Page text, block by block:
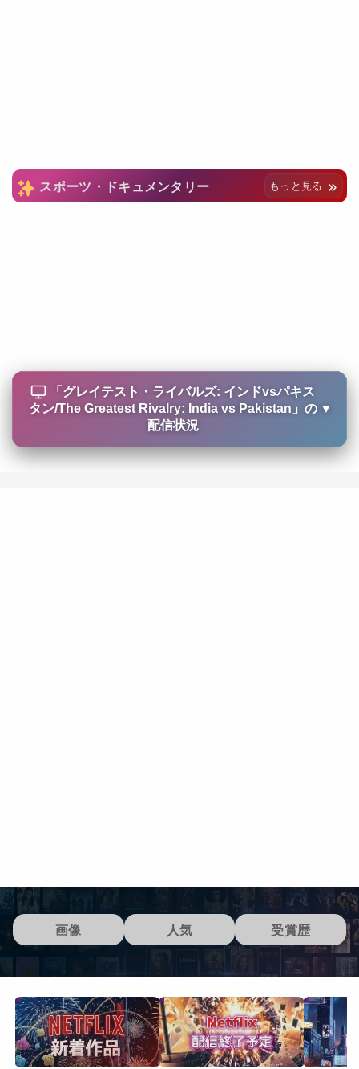
スポーツ・ドキュメンタリー もっと見る
「 グレイテスト・ライバルズ: インドvsパキス
タン/The Greatest Rivalry: India vs Pakistan 」の
配信状況
▼
画像 人気 受賞歴